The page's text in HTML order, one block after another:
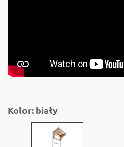
Kolor: biały